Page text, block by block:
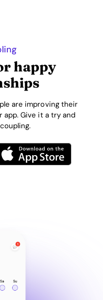
happy
are improving their
app. Give it a try and